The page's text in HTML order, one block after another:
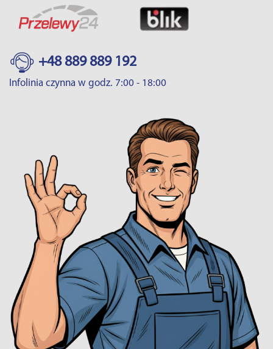
+48 889 889 192
Infolinia czynna w godz. 7:00 - 18:00